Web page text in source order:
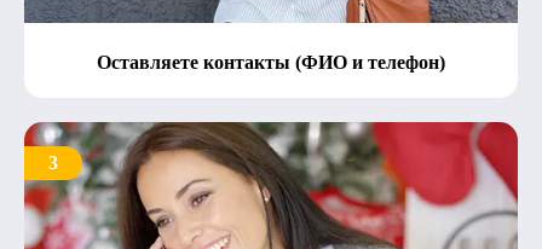
Оставляете контакты (ФИО и телефон)
3